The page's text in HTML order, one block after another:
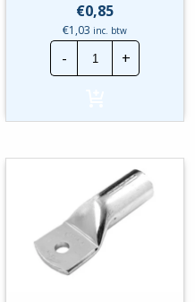
€0,85
€1,03 inc. btw
-
Cimco
|
M8
+